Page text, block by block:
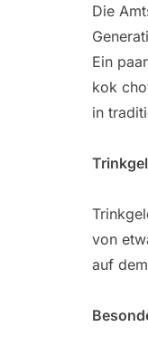
Die
Ein
kok
in
von
auf